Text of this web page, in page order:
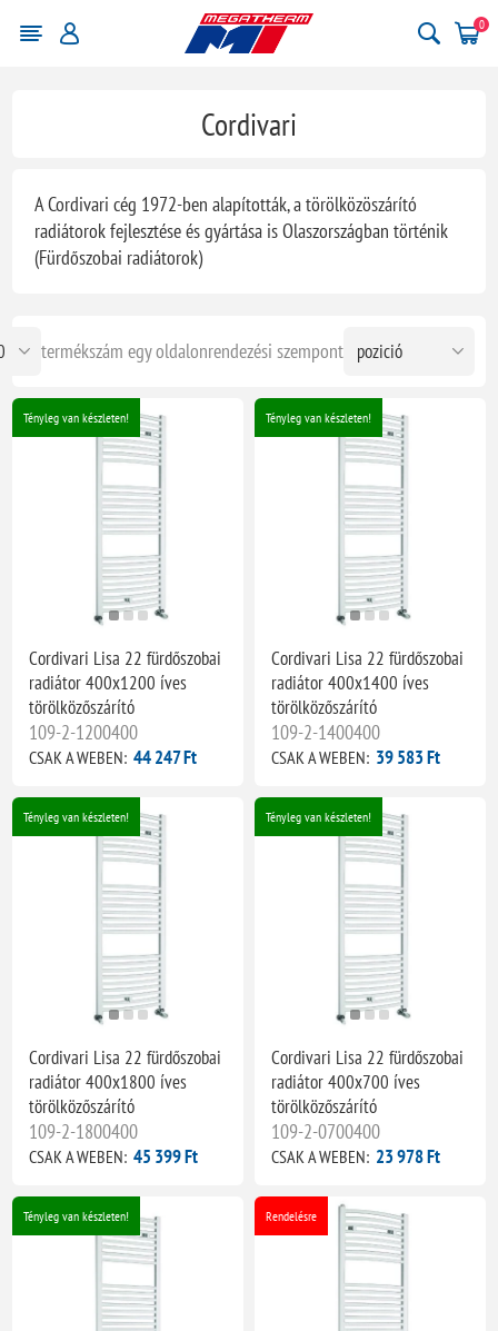
0
Cordivari
A Cordivari cég 1972-ben alapították, a törölközöszárító
radiátorok fejlesztése és gyártása is Olaszországban történik
(Fürdőszobai radiátorok)
rendezési szempont
termékszám egy oldalon
Tényleg van készleten!
Cordivari Lisa 22 fürdőszobai
radiátor 400x1200 íves
törölközőszárító
109-2-1200400
CSAK A WEBEN: 44 247 Ft
Tényleg van készleten!
Cordivari Lisa 22 fürdőszobai
radiátor 400x1400 íves
törölközőszárító
109-2-1400400
CSAK A WEBEN: 39 583 Ft
Tényleg van készleten!
Cordivari Lisa 22 fürdőszobai
radiátor 400x1800 íves
törölközőszárító
109-2-1800400
CSAK A WEBEN: 45 399 Ft
Tényleg van készleten!
Cordivari Lisa 22 fürdőszobai
radiátor 400x700 íves
törölközőszárító
109-2-0700400
CSAK A WEBEN: 23 978 Ft
Tényleg van készleten! Rendelésre